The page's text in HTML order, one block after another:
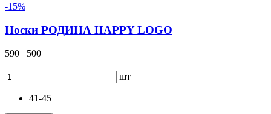
-15%
Носки РОДИНА HAPPY LOGO
590 500
шт
41-45